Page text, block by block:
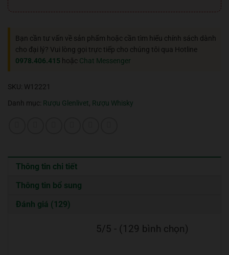
Bạn cần tư vấn về sản phẩm hoặc cần tìm hiểu chính sách dành
cho đại lý? Vui lòng gọi trực tiếp cho chúng tôi qua Hotline
0978.406.415 hoặc Chat Messenger
SKU: W12221
Danh mục: Rượu Glenlivet, Rượu Whisky
Thông tin chi tiết
Thông tin bổ sung
Đánh giá (129)
5/5 - (129 bình chọn)